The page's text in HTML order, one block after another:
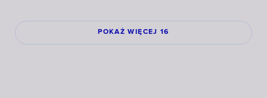
POKAŻ WIĘCEJ 16